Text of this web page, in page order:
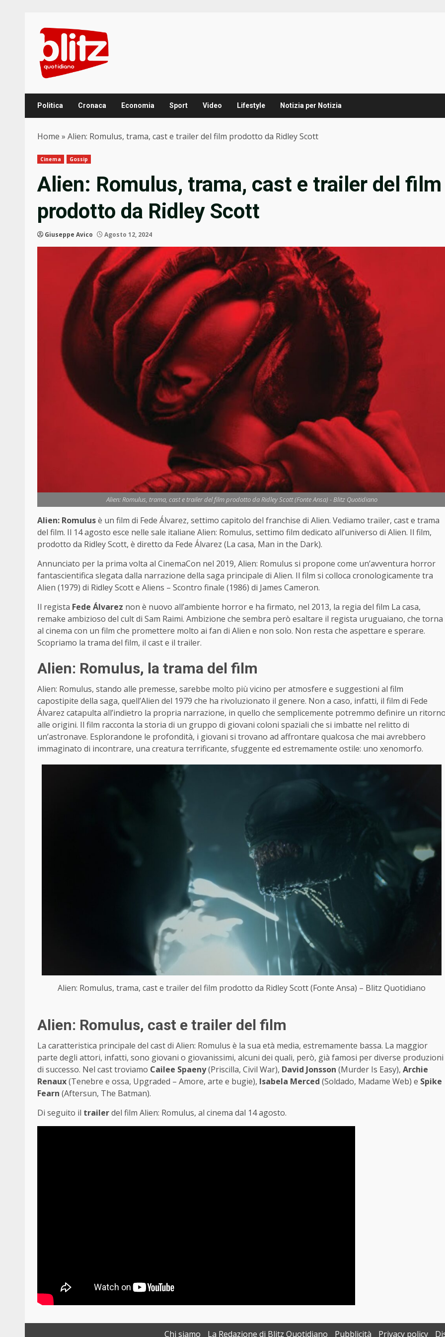
content
Politica Cronaca Economia Sport Video Lifestyle Notizia per Notizia
Home » Alien: Romulus, trama, cast e trailer del film prodotto da Ridley Scott
Cinema Gossip
Alien: Romulus, trama, cast e trailer del film
prodotto da Ridley Scott
Giuseppe Avico Agosto 12, 2024
Alien: Romulus, trama, cast e trailer del film prodotto da Ridley Scott (Fonte Ansa) - Blitz Quotidiano
Alien: Romulusè un film di Fede Álvarez, settimo capitolo del franchise di Alien. Vediamo trailer, cast e trama
del film. Il 14 agosto esce nelle sale italiane Alien: Romulus, settimo film dedicato all’universo di Alien. Il film,
prodotto da Ridley Scott, è diretto da Fede Álvarez (La casa, Man in the Dark).
Annunciato per la prima volta al CinemaCon nel 2019, Alien: Romulus si propone come un’avventura horror
fantascientifica slegata dalla narrazione della saga principale di Alien. Il film si colloca cronologicamente tra
Alien (1979) di Ridley Scott e Aliens – Scontro finale (1986) di James Cameron.
Il regista Fede Álvarez non è nuovo all’ambiente horror e ha firmato, nel 2013, la regia del film La casa,
remake ambizioso del cult di Sam Raimi. Ambizione che sembra però esaltare il regista uruguaiano, che torna
al cinema con un film che promettere molto ai fan di Alien e non solo. Non resta che aspettare e sperare.
Scopriamo la trama del film, il cast e il trailer.
Alien: Romulus, la trama del film
Alien: Romulus, stando alle premesse, sarebbe molto più vicino per atmosfere e suggestioni al film
capostipite della saga, quell’Alien del 1979 che ha rivoluzionato il genere. Non a caso, infatti, il film di Fede
Álvarez catapulta all’indietro la propria narrazione, in quello che semplicemente potremmo definire un
alle origini. Il film racconta la storia di un gruppo di giovani coloni spaziali che si imbatte nel relitto di
un’astronave. Esplorandone le profondità, i giovani si trovano ad affrontare qualcosa che mai avrebbero
immaginato di incontrare, una creatura terrificante, sfuggente ed estremamente ostile: uno xenomorfo.
Alien: Romulus, trama, cast e trailer del film prodotto da Ridley Scott (Fonte Ansa) – Blitz Quotidiano
Alien: Romulus, cast e trailer del film
La caratteristica principale del cast di Alien: Romulus è la sua età media, estremamente bassa. La maggior
parte degli attori, infatti, sono giovani o giovanissimi, alcuni dei quali, però, già famosi per diverse produzioni
di successo. Nel cast troviamo Cailee Spaeny(Priscilla, Civil War), David Jonsson (Murder Is Easy), Archie
Renaux(Tenebre e ossa, Upgraded – Amore, arte e bugie), Isabela Merced (Soldado, Madame Web) e Spike
Fearn (Aftersun, The Batman).
Di seguito il trailerdel film Alien: Romulus, al cinema dal 14 agosto.
Chi siamo La Redazione di Blitz Quotidiano Pubblicità Privacy policy